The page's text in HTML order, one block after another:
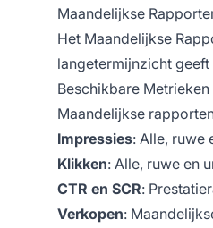
Maandelijkse
Het Maandelijkse
langetermijnzicht
Beschikbare Metrieken
Maandelijkse
Impressies: Alle, ruwe
Klikken: Alle, ruwe en
CTR en SCR:
Verkopen: